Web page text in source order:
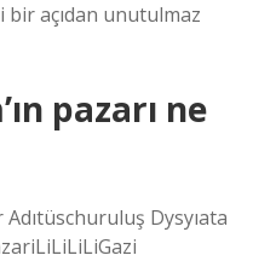
bir açıdan unutulmaz
pazarı ne
Dysyıata